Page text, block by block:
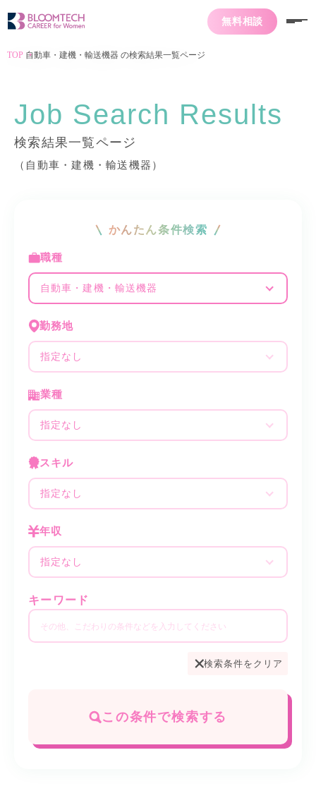
無料相談
TOP 自動車・建機・輸送機器 の検索結果一覧ページ
Job Search Results
検索結果一覧ページ
（自動車・建機・輸送機器）
かんたん条件検索
職種
自動車・建機・輸送機器
勤務地
指定なし
業種
指定なし
スキル
指定なし
年収
指定なし
キーワード
検索条件をクリア
この条件で検索する